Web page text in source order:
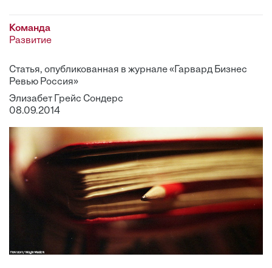
Команда
Развитие
Статья, опубликованная в журнале «Гарвард Бизнес
Ревью Россия»
Элизабет Грейс Сондерс
08.09.2014